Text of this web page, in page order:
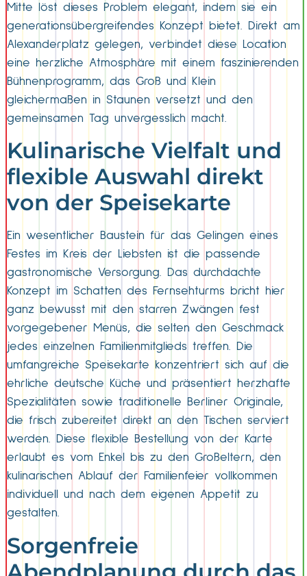
Mitte löst dieses Problem elegant, indem sie ein
generationsübergreifendes Konzept bietet. Direkt am
Alexanderplatz gelegen, verbindet diese Location
eine herzliche Atmosphäre mit einem faszinierenden
Bühnenprogramm, das Groß und Klein
gleichermaßen in Staunen versetzt und den
gemeinsamen Tag unvergesslich macht.
Kulinarische Vielfalt und
flexible Auswahl direkt
von der Speisekarte
Ein wesentlicher Baustein für das Gelingen eines
Festes im Kreis der Liebsten ist die passende
gastronomische Versorgung. Das durchdachte
Konzept im Schatten des Fernsehturms bricht hier
ganz bewusst mit den starren Zwängen fest
vorgegebener Menüs, die selten den Geschmack
jedes einzelnen Familienmitglieds treffen. Die
umfangreiche Speisekarte konzentriert sich auf die
ehrliche deutsche Küche und präsentiert herzhafte
Spezialitäten sowie traditionelle Berliner Originale,
die frisch zubereitet direkt an den Tischen serviert
werden. Diese flexible Bestellung von der Karte
erlaubt es vom Enkel bis zu den Großeltern, den
kulinarischen Ablauf der Familienfeier vollkommen
individuell und nach dem eigenen Appetit zu
gestalten.
Sorgenfreie